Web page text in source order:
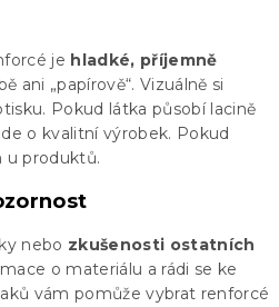
je hladké, příjemně
ani „papírově“. Vizuálně si
Pokud látka působí lacině
o kvalitní výrobek. Pokud
u produktů.
nebo zkušenosti ostatních
o materiálu a rádi se ke
vám pomůže vybrat renforcé